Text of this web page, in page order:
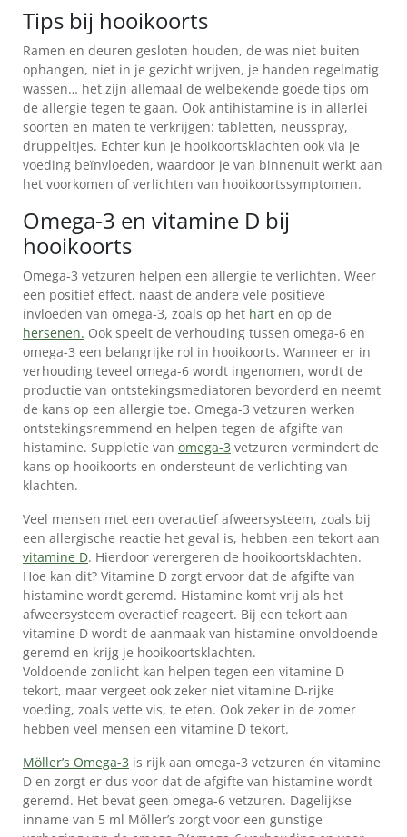
Tips bij hooikoorts
Ramen en deuren gesloten houden, de was niet buiten
ophangen, niet in je gezicht wrijven, je handen regelmatig
wassen… het zijn allemaal de welbekende goede tips om
de allergie tegen te gaan. Ook antihistamine is in allerlei
soorten en maten te verkrijgen: tabletten, neusspray,
druppeltjes. Echter kun je hooikoortsklachten ook via je
voeding beïnvloeden, waardoor je van binnenuit werkt aan
het voorkomen of verlichten van hooikoortssymptomen.
Omega-3 en vitamine D bij
hooikoorts
Omega-3 vetzuren helpen een allergie te verlichten. Weer
een positief effect, naast de andere vele positieve
invloeden van omega-3, zoals op het hart en op de
hersenen. Ook speelt de verhouding tussen omega-6 en
omega-3 een belangrijke rol in hooikoorts. Wanneer er in
verhouding teveel omega-6 wordt ingenomen, wordt de
productie van ontstekingsmediatoren bevorderd en neemt
de kans op een allergie toe. Omega-3 vetzuren werken
ontstekingsremmend en helpen tegen de afgifte van
histamine. Suppletie van omega-3 vetzuren vermindert de
kans op hooikoorts en ondersteunt de verlichting van
klachten.
Veel mensen met een overactief afweersysteem, zoals bij
een allergische reactie het geval is, hebben een tekort aan
vitamine D. Hierdoor verergeren de hooikoortsklachten.
Hoe kan dit? Vitamine D zorgt ervoor dat de afgifte van
histamine wordt geremd. Histamine komt vrij als het
afweersysteem overactief reageert. Bij een tekort aan
vitamine D wordt de aanmaak van histamine onvoldoende
geremd en krijg je hooikoortsklachten.
Voldoende zonlicht kan helpen tegen een vitamine D
tekort, maar vergeet ook zeker niet vitamine D-rijke
voeding, zoals vette vis, te eten. Ook zeker in de zomer
hebben veel mensen een vitamine D tekort.
Möller’s Omega-3 is rijk aan omega-3 vetzuren én vitamine
D en zorgt er dus voor dat de afgifte van histamine wordt
geremd. Het bevat geen omega-6 vetzuren. Dagelijkse
inname van 5 ml Möller’s zorgt voor een gunstige
VISOLIE
LEVERTRAAN
GEZOND?
ACTUELE
AANBIEDINGEN
NIEUWS
VEELGESTELDE
VRAGEN
KLANTENSERVICE